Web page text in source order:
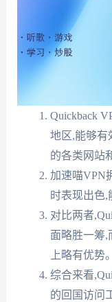
Quickback
地区,能够有
的各类网站
加速喵VPN
时表现出色,
对比两者
面略胜一筹,
上略有优势。
综合来看
的回国访问